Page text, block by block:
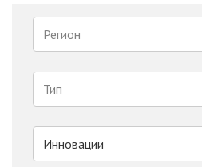
Регион
Тип
Инновации